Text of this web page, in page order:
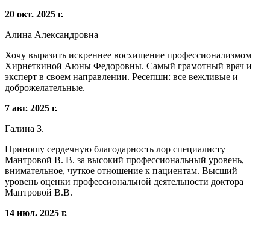
20 окт. 2025 г.
Алина Александровна
Хочу выразить искреннее восхищение профессионализмом
Хирнеткиной Аюны Федоровны. Самый грамотный врач и
эксперт в своем направлении. Ресепшн: все вежливые и
доброжелательные.
7 авг. 2025 г.
Галина З.
Приношу сердечную благодарность лор специалисту
Мантровой В. В. за высокий профессиональный уровень,
внимательное, чуткое отношение к пациентам. Высший
уровень оценки профессиональной деятельности доктора
Мантровой В.В.
14 июл. 2025 г.